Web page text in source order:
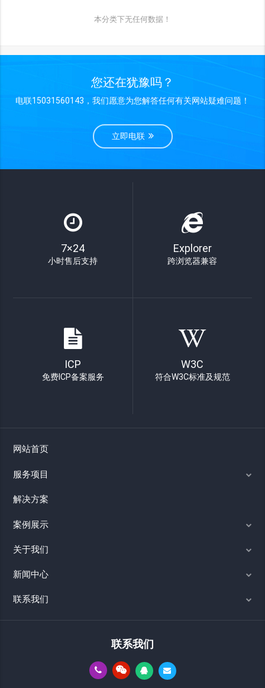
本分类下无任何数据！
您还在犹豫吗？
电联15031560143，我们愿意为您解答任何有关网站疑难问题！
立即电联
7×24
小时售后支持
Explorer
跨浏览器兼容
ICP
免费ICP备案服务
W3C
符合W3C标准及规范
网站首页
服务项目
解决方案
案例展示
关于我们
新闻中心
联系我们
联系我们